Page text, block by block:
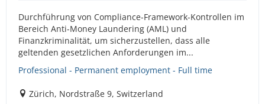
Durchführung von Compliance-Framework-Kontrollen im
Bereich Anti-Money Laundering (AML) und
Finanzkriminalität, um sicherzustellen, dass alle
geltenden gesetzlichen Anforderungen im...
Professional - Permanent employment - Full time
Zürich, Nordstraße 9, Switzerland